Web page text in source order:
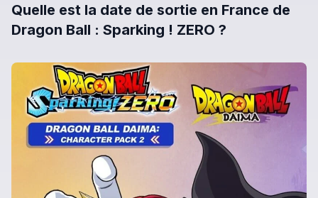
Quelle est la date de sortie en France de
Dragon Ball : Sparking ! ZERO ?